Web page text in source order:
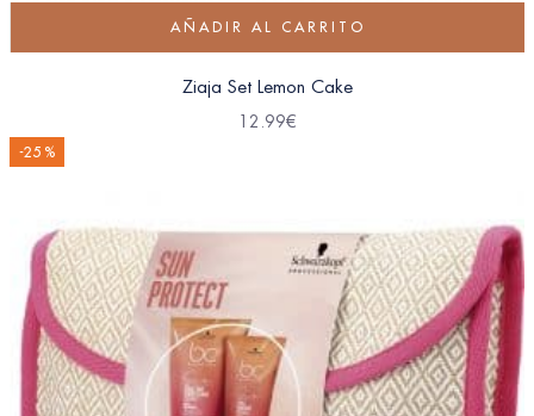
AÑADIR AL CARRITO
Ziaja Set Lemon Cake
12.99€
-25 %